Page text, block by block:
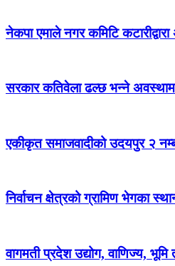
नेकपा एमाले नगर कमिटि
सरकार कतिवेला ढल्छ भन्ने
एकीकृत समाजवादीको उदयपुर २
निर्वाचन क्षेत्रको ग्रामिण भेगका
वागमती प्रदेश उद्योग, वाणिज्य,